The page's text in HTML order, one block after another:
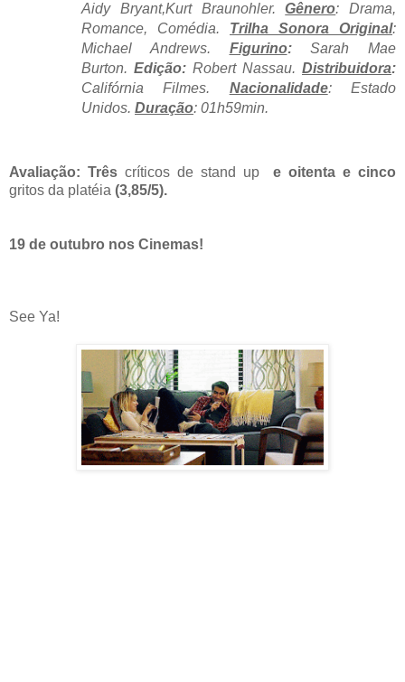
Aidy Bryant,Kurt Braunohler.Gênero: Drama,
Romance, Comédia. Trilha Sonora Original:
Michael Andrews. Figurino:Sarah Mae
Burton. Edição: Robert Nassau. Distribuidora:
Califórnia Filmes. Nacionalidade: Estado
Unidos. Duração: 01h59min.
Avaliação: Trêscríticos de stand upe oitenta e cinco
gritos da platéia (3,85/5).
19 de outubro nos Cinemas!
See Ya!